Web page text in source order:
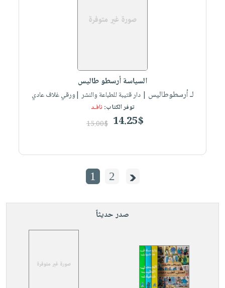
السياسة أرسطو طاليس
لـ أرسطوطاليس | دار قتيبة للطباعة والنشر |ورقي غلاف عادي
توفر الكتاب: نافـد
14.25$
15.00$
1 2
صدر حديثاً